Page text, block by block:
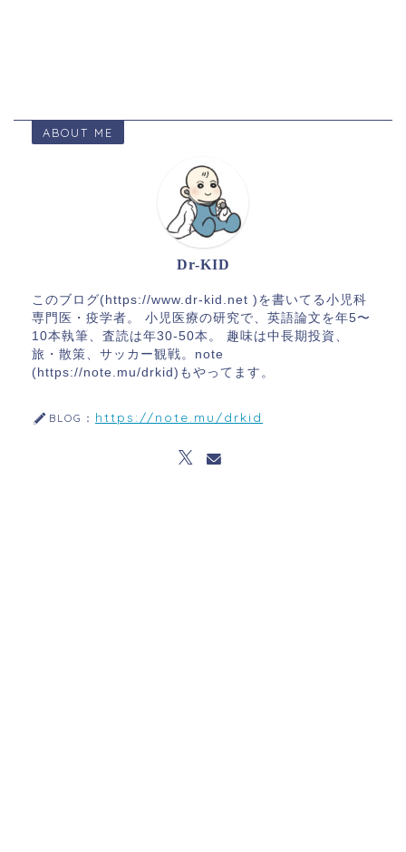
ABOUT ME
Dr-KID
このブログ(https://www.dr-kid.net )を書いてる小児科
専門医・疫学者。 小児医療の研究で、英語論文を年5〜
10本執筆、査読は年30-50本。 趣味は中長期投資、
旅・散策、サッカー観戦。note
(https://note.mu/drkid)もやってます。
BLOG： https://note.mu/drkid